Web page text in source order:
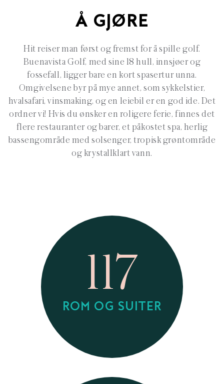
Å GJØRE
Hit reiser man først og fremst for å spille golf.
Buenavista Golf, med sine 18 hull, innsjøer og
fossefall, ligger bare en kort spasertur unna.
Omgivelsene byr på mye annet, som sykkelstier,
hvalsafari, vinsmaking, og en leiebil er en god ide. Det
ordner vi! Hvis du ønsker en roligere ferie, finnes det
flere restauranter og barer, et påkostet spa, herlig
bassengområde med solsenger, tropisk grøntområde
og krystallklart vann.
117
ROM OG SUITER